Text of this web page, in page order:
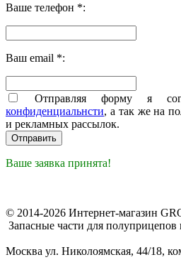
Ваше телефон *:
Ваш email *:
Отправляя форму я
конфиденциальнсти, а так же на
и рекламных рассылок.
Ваше заявка принята!
© 2014-2026 Интернет-магазин
Запасные части для полуприцепов
Москва ул. Николоямская, 44/18,